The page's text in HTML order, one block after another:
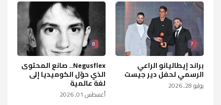
7
براند إيطاليانو الراعي
الرسمي لحفل دير جيست
يوليو 28, 2026
8
Negusflex.. صانع المحتوى
الذي حوّل الكوميديا إلى
لغة عالمية
أغسطس 01, 2026